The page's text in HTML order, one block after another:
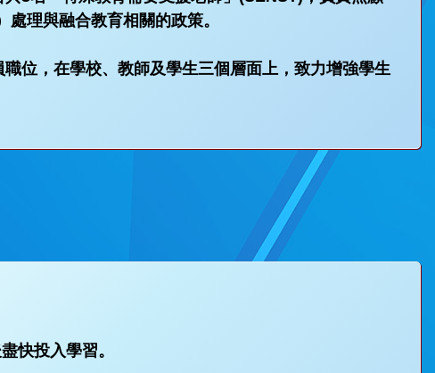
理與融合教育相關的政策。
位，在學校、教師及學生三個層面上，致力增強學生
快投入學習。